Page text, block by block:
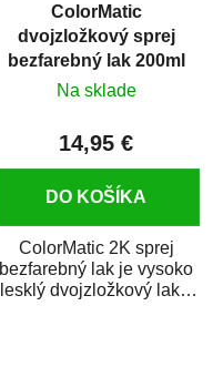
ColorMatic
dvojzložkový sprej
bezfarebný lak 200ml
Na sklade
14,95 €
DO KOŠÍKA
ColorMatic 2K sprej
bezfarebný lak je vysoko
lesklý dvojzložkový lak s